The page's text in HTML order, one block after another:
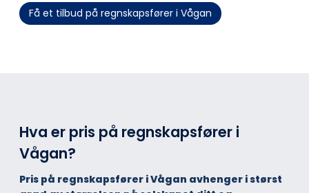
Få et tilbud på regnskapsfører i Vågan
Hva er pris på regnskapsfører i
Vågan?
Pris på regnskapsfører i Vågan avhenger i størst